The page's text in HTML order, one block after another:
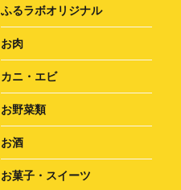
ふるラボオリジナル
お肉
カニ・エビ
お野菜類
お酒
お菓子・スイーツ